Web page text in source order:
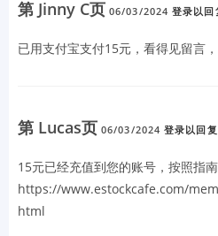
第 Jinny C页 06/03/2024 登录以回
已用支付宝支付15元，看得见留言，
第 Lucas页 06/03/2024 登录以回复
15元已经充值到您的账号，按照指南
https://www.estockcafe.com/
html